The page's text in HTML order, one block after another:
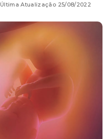
Última Atualização 25/08/2022